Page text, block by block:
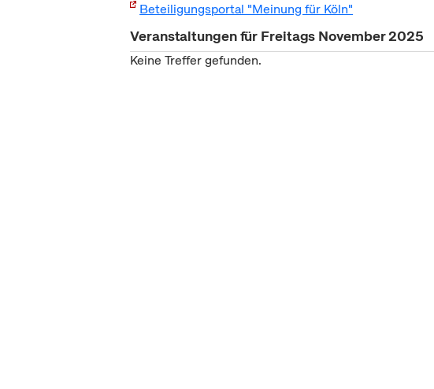
Beteiligungsportal "Meinung für Köln"
Veranstaltungen für Freitags November 2025
Keine Treffer gefunden.